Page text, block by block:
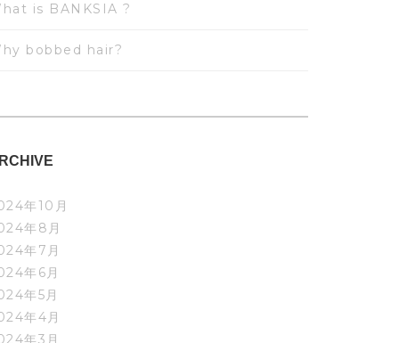
is BANKSIA ?
bobbed hair?
年10月
年8月
年7月
年6月
年5月
年4月
年3月